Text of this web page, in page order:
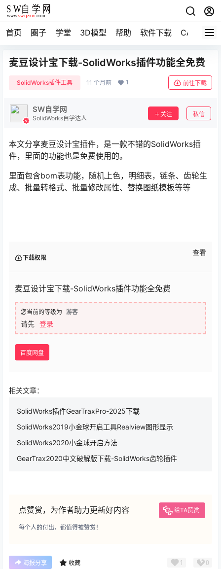
首页 圈子 学堂 3D模型 帮助 软件下载 CAD资料
麦豆设计宝下载-SolidWorks插件功能全免费
SolidWorks插件工具 11 个月前 1 前往下载
SW自学网
SolidWorks自学达人
关注 私信
本文分享麦豆设计宝插件，是一款不错的SolidWorks插
件，里面的功能也是免费使用的。
里面包含bom表功能，随机上色，明细表，链条、齿轮生
成、批量转格式、批量修改属性、替换图纸模板等等
下载权限
查看
麦豆设计宝下载-SolidWorks插件功能全免费
您当前的等级为 游客
请先 登录
百度网盘
相关文章：
SolidWorks插件GearTraxPro-2025下载
SolidWorks2019小金球开启工具Realview图形显示
SolidWorks2020小金球开启方法
GearTrax2020中文破解版下载-SolidWorks齿轮插件
点赞赏，为作者助力更新好内容 给TA赞赏
每个人的付出，都值得被赞赏！
海报分享 收藏 1 0